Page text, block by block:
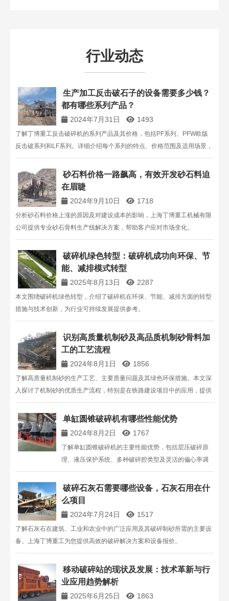
行业动态
生产加工反击破石子的设备需要多少钱？
都有哪些系列产品？
2024年7月31日 1493
了解丁博重工反击破碎机的系列产品及其价格，包括PF系列、PFW欧版
反击破系列和LF系列。详细介绍每个系列的特点、价格范围及适用场景，
帮助您选择合适的反击破碎设备。
砂石料价格一路飙高，有效开发砂石料迫
在眉睫
2024年9月10日 1718
分析砂石料价格上涨的原因及对建设成本的影响，上海丁博重工机械有限
公司提供专业砂石骨料生产线解决方案，帮助客户应对市场变化。
破碎机绿色转型：破碎机成功向环保、节
能、减排模式转型
2025年8月13日 2287
本文围绕破碎机绿色转型，介绍了破碎机在环保、节能、减排方面的转型
措施与技术创新，为行业可持续发展提供参考。
识别高质量机制砂及高品质机制砂骨料加
工的工艺流程
2024年8月1日 1856
了解高质量机制砂的生产工艺、主要质量问题及其绿色环保措施。本文深
入探讨了机制砂的优质生产流程，特别是在铁路建设项目中的应用，提供
您选择高品质机制砂的关键指导。
单缸圆锥破碎机有哪些性能优势
2024年8月2日 1767
了解单缸圆锥破碎机的主要性能优势，包括层压破碎原
理、液压保护系统、多种破碎腔类型及灵活的偏心率调
节。掌握其应用范围、生产能力及维护特点，提升生产
效率和降低维护成本。
破碎石灰石需要哪些设备，石灰石用在什
么项目
2024年7月24日 1517
了解石灰石在建筑、工业和农业中的广泛应用及其破碎制砂所需的主要设
备。上海丁博重工为您提供高效的破碎解决方案和设备报价。
移动破碎站的现状及发展：技术革新与行
业应用趋势解析​​​​
2025年6月25日 1863